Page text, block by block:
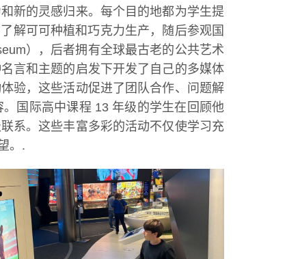
新的灵感归来。每个目的地都为学生提
解可可种植和巧克力生产，随后参观国
），后者拥有全球最古老的公共艺术
言和主题的启发下开发了自己的多媒体
验，这些活动促进了团队合作、问题解
国际高中课程 13 年级的学生在回顾他
系。这些丰富多彩的活动不仅使学习充
。.